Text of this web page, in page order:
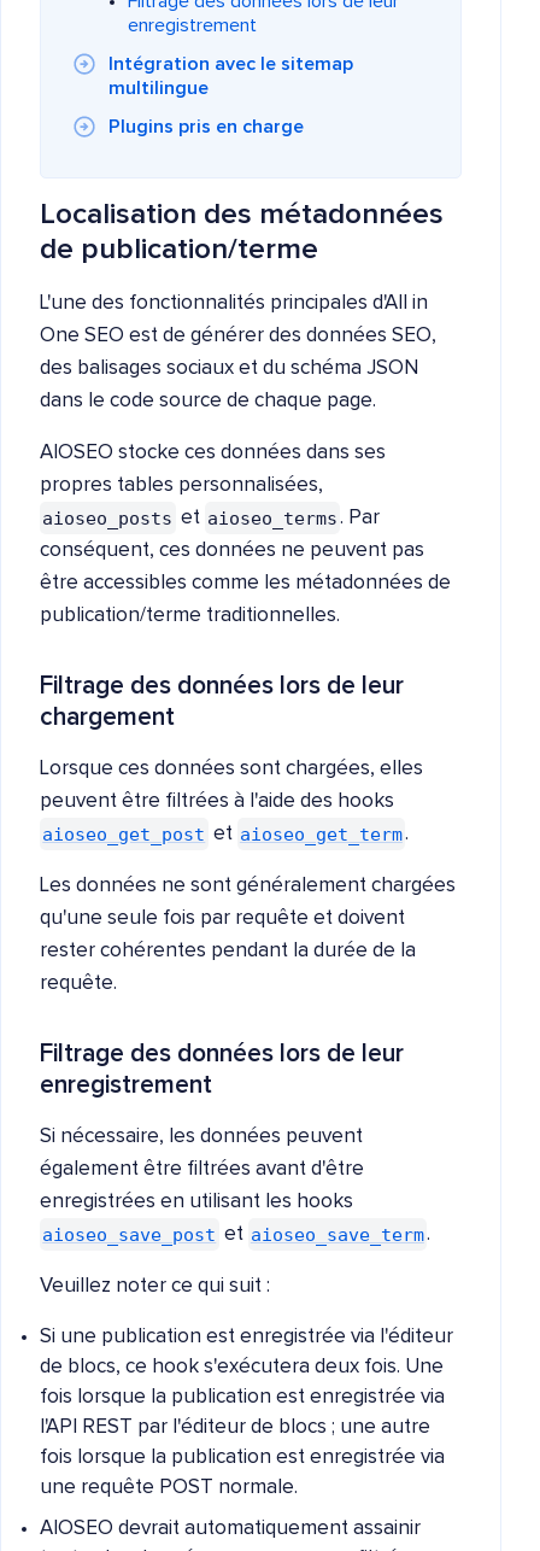
enregistrement
Intégration avec le sitemap
multilingue
Plugins pris en charge
Localisation des métadonnées
de publication/terme
L'une des fonctionnalités principales d'All in
One SEO est de générer des données SEO,
des balisages sociaux et du schéma JSON
dans le code source de chaque page.
AIOSEO stocke ces données dans ses
propres tables personnalisées,
aioseo_posts et aioseo_terms. Par
conséquent, ces données ne peuvent pas
être accessibles comme les métadonnées de
publication/terme traditionnelles.
Filtrage des données lors de leur
chargement
Lorsque ces données sont chargées, elles
peuvent être filtrées à l'aide des hooks
aioseo_get_post et aioseo_get_term.
Les données ne sont généralement chargées
qu'une seule fois par requête et doivent
rester cohérentes pendant la durée de la
requête.
Filtrage des données lors de leur
enregistrement
Si nécessaire, les données peuvent
également être filtrées avant d'être
enregistrées en utilisant les hooks
aioseo_save_post et aioseo_save_term.
Veuillez noter ce qui suit :
Si une publication est enregistrée via l'éditeur
de blocs, ce hook s'exécutera deux fois. Une
fois lorsque la publication est enregistrée via
l'API REST par l'éditeur de blocs ; une autre
fois lorsque la publication est enregistrée via
une requête POST normale.
AIOSEO devrait automatiquement assainir